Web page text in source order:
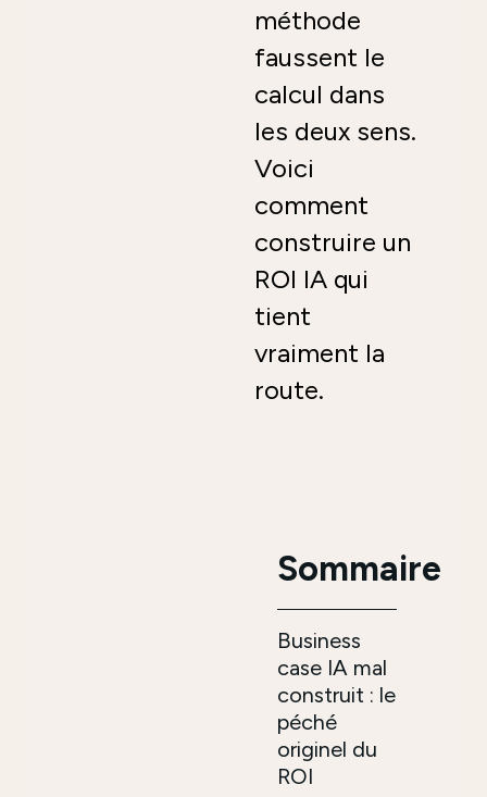
méthode
faussent le
calcul dans
les deux sens.
Voici
comment
construire un
ROI IA qui
tient
vraiment la
route.
Sommaire
Business
case IA mal
construit : le
péché
originel du
ROI